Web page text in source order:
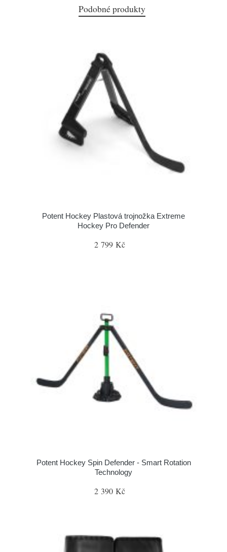
Podobné produkty
Potent Hockey Plastová trojnožka Extreme
Hockey Pro Defender
2 799 Kč
Potent Hockey Spin Defender - Smart Rotation
Technology
2 390 Kč